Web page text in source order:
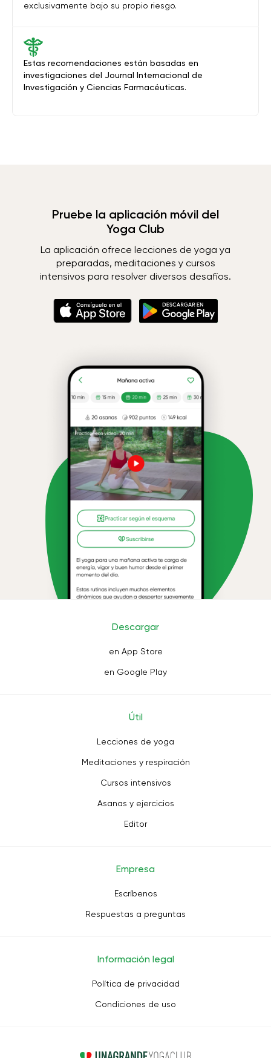
Estas recomendaciones están basadas en
investigaciones del Journal Internacional de
Investigación y Ciencias Farmacéuticas.
exclusivamente bajo su propio riesgo.
Pruebe la aplicación móvil del
Yoga Club
La aplicación ofrece lecciones de yoga ya
preparadas, meditaciones y cursos
intensivos para resolver diversos desafíos.
Descargar
en App Store
en Google Play
Útil
Lecciones de yoga
Meditaciones y respiración
Cursos intensivos
Asanas y ejercicios
Editor
Empresa
Escríbenos
Respuestas a preguntas
Información legal
Política de privacidad
Condiciones de uso